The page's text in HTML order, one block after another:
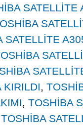
SATELLİTE
SATELLİTE
KIRILDI,
, TOSHİBA
TOSHİBA